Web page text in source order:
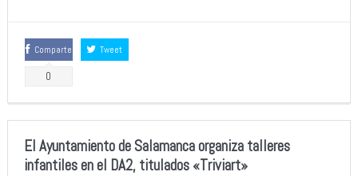
Comparte
0
Tweet
El Ayuntamiento de Salamanca organiza talleres
infantiles en el DA2, titulados «Triviart»